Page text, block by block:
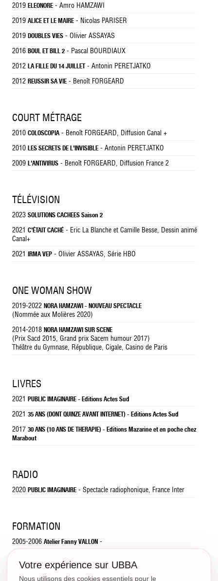
2019 ELEONORE - Amro HAMZAWI
2019 ALICE ET LE MAIRE - Nicolas PARISER
2019 DOUBLES VIES - Olivier ASSAYAS
2016 BOUL ET BILL 2 - Pascal BOURDIAUX
2012 LA FILLE DU 14 JUILLET - Antonin PERETJATKO
2012 REUSSIR SA VIE - Benoît FORGEARD
COURT MÉTRAGE
2010 COLOSCOPIA - Benoît FORGEARD, Diffusion Canal +
2010 LES SECRETS DE L'INVISIBLE - Antonin PERETJATKO
2009 L'ANTIVIRUS - Benoît FORGEARD, Diffusion France 2
TÉLÉVISION
2023 SOLUTIONS CACHEES Saison 2
2021 C'ÉTAIT CACHÉ - Eric La Blanche et Camille Besse, Dessin animé
Canal+
2021 IRMA VEP - Olivier ASSAYAS, Série HBO
ONE WOMAN SHOW
2019-2022 NORA HAMZAWI - NOUVEAU SPECTACLE
(Nommée aux Molières 2020)
2014-2018 NORA HAMZAWI SUR SCENE
(Prix Sacd 2015, Grand prix Sacem humour 2017)
Théâtre du Gymnase, République, Cigale, Casino de Paris
LIVRES
2021 PUBLIC IMAGINAIRE - Editions Actes Sud
2021 35 ANS (DONT QUINZE AVANT INTERNET) - Editions Actes Sud
2017 30 ANS (10 ANS DE THERAPIE) - Editions Mazarine et en poche chez
Marabout
RADIO
2020 PUBLIC IMAGINAIRE - Spectacle radiophonique, France Inter
FORMATION
2005-2006 Atelier Fanny VALLON -
ENGELS, Mathieu POMMIER
Votre expérience sur UBBA
Nous utilisons des cookies essentiels pour le